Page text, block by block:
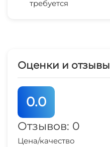
Отопление
Беседка
Прачечная
требуется
Оценки и отзывы
0.0
Отзывов: 0
Цена/качество